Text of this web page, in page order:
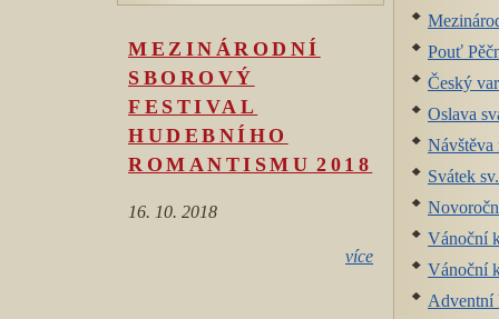
Pouť
Český
Oslava
Návštěva
Svátek
Vánoční
Vánoční
Adventní
MEZINÁRODNÍ
SBOROVÝ
FESTIVAL
HUDEBNÍHO
ROMANTISMU 2018
16. 10. 2018
více